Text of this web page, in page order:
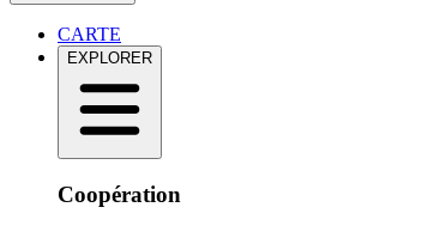
CARTE
EXPLORER
Coopération